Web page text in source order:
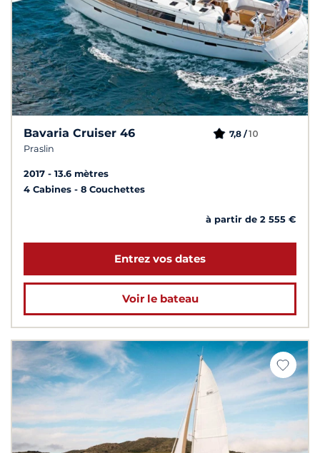
Bavaria Cruiser 46
Praslin
7,8 /10
2017
13.6 mètres
4 Cabines
8 Couchettes
à partir de 2 555 €
Entrez vos dates
Voir le bateau